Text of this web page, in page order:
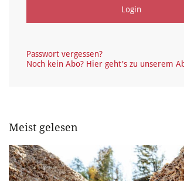
Login
Passwort vergessen?
Noch kein Abo? Hier geht's zu unserem
Meist gelesen